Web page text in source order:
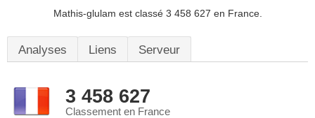
Mathis-glulam est classé 3 458 627 en France.
Analyses Liens Serveur
3 458 627
Classement en France